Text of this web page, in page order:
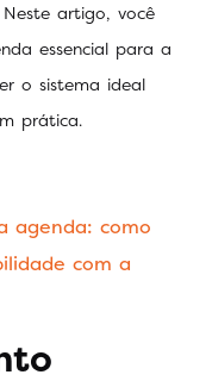
Neste artigo, você
essencial para a
o sistema ideal
prática.
agenda: como
com a